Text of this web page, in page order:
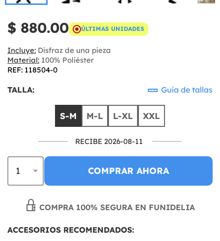
$ 880.00 ÚLTIMAS UNIDADES
Incluye: Disfraz de una pieza
Material: 100% Poliéster
REF: 118504-0
TALLA: Guía de tallas
S-M M-L L-XL XXL
RECIBE 2026-08-11
COMPRAR AHORA
COMPRA 100% SEGURA EN FUNIDELIA
ACCESORIOS RECOMENDADOS: